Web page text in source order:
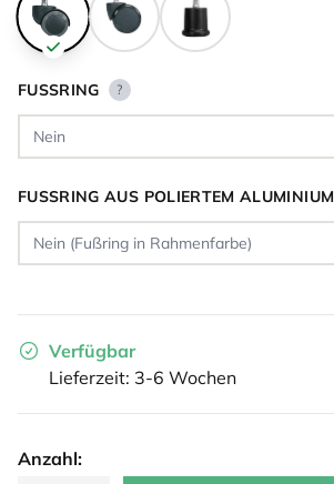
FUSSRING ?
FUSSRING AUS POLIERTEM ALUMINIUM
Verfügbar
Lieferzeit: 3-6 Wochen
Anzahl: